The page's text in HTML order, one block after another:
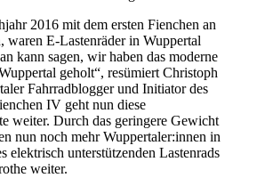
2016 mit dem ersten Fienchen an
waren E-Lastenräder in Wuppertal
kann sagen, wir haben das moderne
geholt“, resümiert Christoph
Fahrradblogger und Initiator des
IV geht nun diese
weiter. Durch das geringere Gewicht
nun noch mehr Wuppertaler:innen in
elektrisch unterstützenden Lastenrads
weiter.